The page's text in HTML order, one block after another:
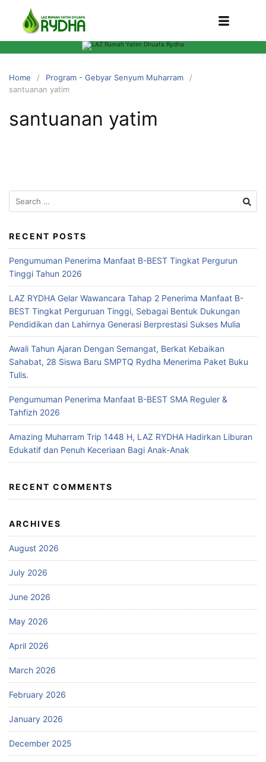
Home
Program - Gebyar Senyum Muharram
santuanan yatim
santuanan yatim
RECENT POSTS
Pengumuman Penerima Manfaat B-BEST Tingkat Pergurun
Tinggi Tahun 2026
LAZ RYDHA Gelar Wawancara Tahap 2 Penerima Manfaat B-
BEST Tingkat Perguruan Tinggi, Sebagai Bentuk Dukungan
Pendidikan dan Lahirnya Generasi Berprestasi Sukses Mulia
Awali Tahun Ajaran Dengan Semangat, Berkat Kebaikan
Sahabat, 28 Siswa Baru SMPTQ Rydha Menerima Paket Buku
Tulis.
Pengumuman Penerima Manfaat B-BEST SMA Reguler &
Tahfizh 2026
Amazing Muharram Trip 1448 H, LAZ RYDHA Hadirkan Liburan
Edukatif dan Penuh Keceriaan Bagi Anak-Anak
RECENT COMMENTS
ARCHIVES
August 2026
July 2026
June 2026
May 2026
April 2026
March 2026
February 2026
January 2026
December 2025